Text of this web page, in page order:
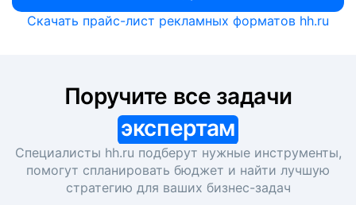
Скачать прайс-лист рекламных форматов hh.ru
экспертам
Специалисты hh.ru подберут нужные инструменты,
помогут спланировать бюджет и найти лучшую
стратегию для ваших бизнес-задач